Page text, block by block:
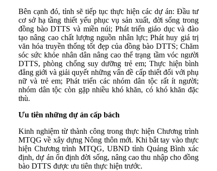
Bên cạnh đó, tỉnh sẽ tiếp tục thực hiện các dự án: Đầu tư
cơ sở hạ tầng thiết yếu phục vụ sản xuất, đời sống trong
đồng bào DTTS và miền núi; Phát triển giáo dục và đào
tạo nâng cao chất lượng nguồn nhân lực; Phát huy giá trị
văn hóa truyền thống tốt đẹp của đồng bào DTTS; Chăm
sóc sức khỏe nhân dân nâng cao thể trạng tầm vóc người
DTTS, phòng chống suy dưỡng trẻ em; Thực hiện bình
đẳng giới và giải quyết những vấn đề cấp thiết đối với phụ
nữ và trẻ em; Phát triển các nhóm dân tộc rất ít người;
nhóm dân tộc còn gặp nhiều khó khăn, có khó khăn đặc
thù.
Ưu tiên những dự án cấp bách
Kinh nghiệm từ thành công trong thực hiện Chương trình
MTQG về xây dựng Nông thôn mới. Khi bắt tay vào thực
hiện Chương trình MTQG, UBND tỉnh Quảng Bình xác
định, dự án ổn định đời sống, nâng cao thu nhập cho đồng
bào DTTS được ưu tiên thực hiện trước.